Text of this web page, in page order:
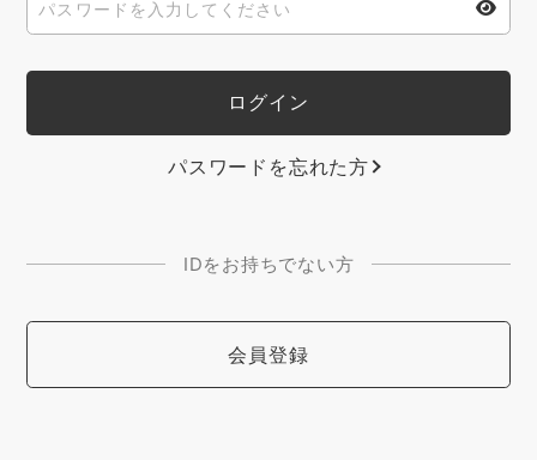
パスワードを忘れた方
IDをお持ちでない方
会員登録